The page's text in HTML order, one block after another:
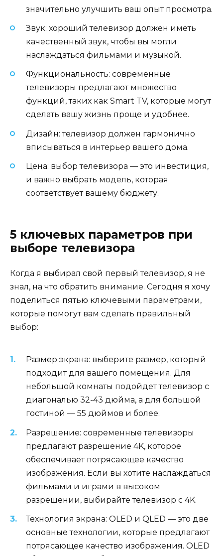
значительно улучшить ваш опыт просмотра.
Звук: хороший телевизор должен иметь
качественный звук, чтобы вы могли
наслаждаться фильмами и музыкой.
Функциональность: современные
телевизоры предлагают множество
функций, таких как Smart TV, которые могут
сделать вашу жизнь проще и удобнее.
Дизайн: телевизор должен гармонично
вписываться в интерьер вашего дома.
Цена: выбор телевизора — это инвестиция,
и важно выбрать модель, которая
соответствует вашему бюджету.
5 ключевых параметров при
выборе телевизора
Когда я выбирал свой первый телевизор, я не
знал, на что обратить внимание. Сегодня я хочу
поделиться пятью ключевыми параметрами,
которые помогут вам сделать правильный
выбор:
Размер экрана: выберите размер, который
подходит для вашего помещения. Для
небольшой комнаты подойдет телевизор с
диагональю 32-43 дюйма, а для большой
гостиной — 55 дюймов и более.
Разрешение: современные телевизоры
предлагают разрешение 4K, которое
обеспечивает потрясающее качество
изображения. Если вы хотите наслаждаться
фильмами и играми в высоком
разрешении, выбирайте телевизор с 4K.
Технология экрана: OLED и QLED — это две
основные технологии, которые предлагают
потрясающее качество изображения. OLED